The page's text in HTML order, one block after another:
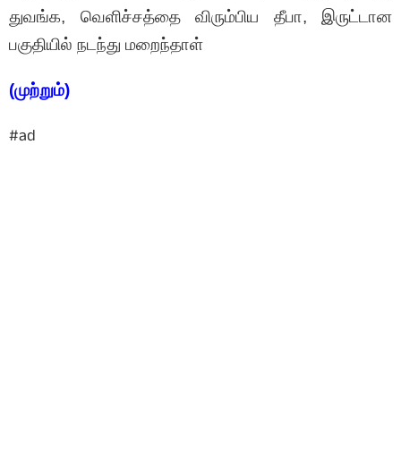
துவங்க, வெளிச்சத்தை விரும்பிய தீபா, இருட்டான
பகுதியில் நடந்து மறைந்தாள்
(முற்றும்)
#ad